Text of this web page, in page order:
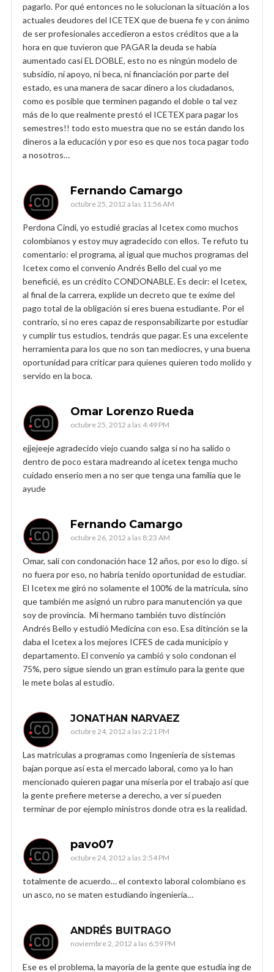
pagarlo. Por qué entonces no le solucionan la situación a los
actuales deudores del ICETEX que de buena fe y con ánimo
de ser profesionales accedieron a estos créditos que a la
hora en que tuvieron que PAGAR la deuda se había
aumentado casi EL DOBLE, esto no es ningún modelo de
subsidio, ni apoyo, ni beca, ni financiación por parte del
estado, es una manera de sacar dinero a los ciudadanos,
como es posible que terminen pagando el doble o tal vez
más de lo que realmente prestó el ICETEX para pagar los
semestres!! todo esto muestra que no se están dando los
dineros a la educación y por eso es que nos toca pagar todo
a nosotros…
Fernando Camargo
octubre 25, 2012 a las 11:56 AM
Perdona Cindi, yo estudié gracias al Icetex como muchos
colombianos y estoy muy agradecido con ellos. Te refuto tu
comentario: el programa, al igual que muchos programas del
Icetex como el convenio Andrés Bello del cual yo me
beneficié, es un crédito CONDONABLE. Es decir: el Icetex,
al final de la carrera, explide un decreto que te exime del
pago total de la obligación si eres buena estudiante. Por el
contrario, si no eres capaz de responsabilizarte por estudiar
y cumplir tus estudios, tendrás que pagar. Es una excelente
herramienta para los que no son tan mediocres, y una buena
oportunidad para criticar para quienes quieren todo molido y
servido en la boca.
Omar Lorenzo Rueda
octubre 25, 2012 a las 4:49 PM
ejjejeeje agradecido viejo cuando salga si no ha salido o
dentro de poco estara madreando al icetex tenga mucho
cuidado enserio men a no ser que tenga una familia que le
ayude
Fernando Camargo
octubre 26, 2012 a las 8:23 AM
Omar, salí con condonación hace 12 años, por eso lo digo. si
no fuera por eso, no habría tenido oportunidad de estudiar.
El Icetex me giró no solamente el 100% de la matrícula, sino
que también me asignó un rubro para manutención ya que
soy de provincia. Mi hermano también tuvo distinción
Andrés Bello y estudió Medicina con eso. Esa ditinción se la
daba el Icetex a los mejores ICFES de cada municipio y
departamento. El convenio ya cambió y solo condonan el
75%, pero sigue siendo un gran estímulo para la gente que
le mete bolas al estudio.
JONATHAN NARVAEZ
octubre 24, 2012 a las 2:21 PM
Las matriculas a programas como Ingeniería de sistemas
bajan porque así esta el mercado laboral, como ya lo han
mencionado quieren pagar una miseria por el trabajo así que
la gente prefiere meterse a derecho, a ver si pueden
terminar de por ejemplo ministros donde otra es la realidad.
pavo07
octubre 24, 2012 a las 2:54 PM
totalmente de acuerdo… el contexto laboral colombiano es
un asco, no se maten estudiando ingeniería…
ANDRÉS BUITRAGO
noviembre 2, 2012 a las 6:59 PM
Ese es el problema, la mayoría de la gente que estudia ing de